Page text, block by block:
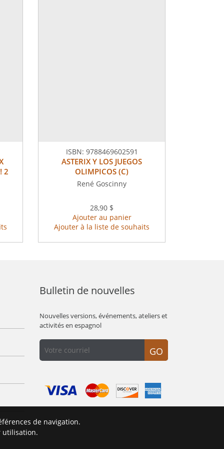
2
ISBN: 9788469602591
ASTERIX Y LOS JUEGOS
OLIMPICOS (C)
René Goscinny
28,90 $
Ajouter au panier
Ajouter à la liste de souhaits
Bulletin de nouvelles
Nouvelles versions, événements, ateliers et
activités en espagnol
GO
de navigation.
utilisation.